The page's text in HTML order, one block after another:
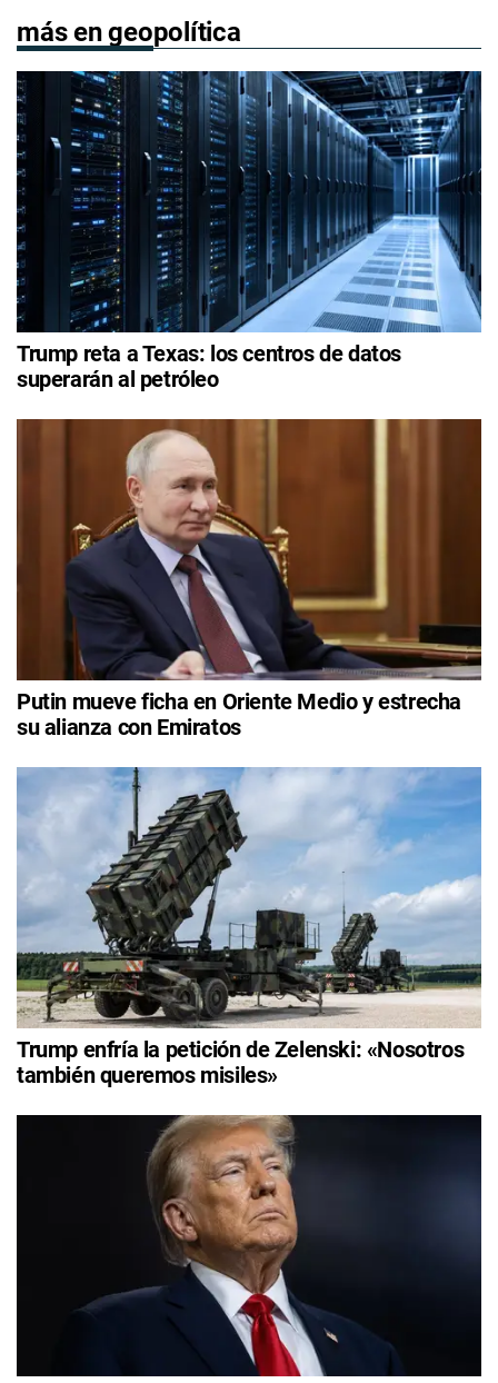
más en geopolítica
Trump reta a Texas: los centros de datos
superarán al petróleo
Putin mueve ficha en Oriente Medio y estrecha
su alianza con Emiratos
Trump enfría la petición de Zelenski: «Nosotros
también queremos misiles»